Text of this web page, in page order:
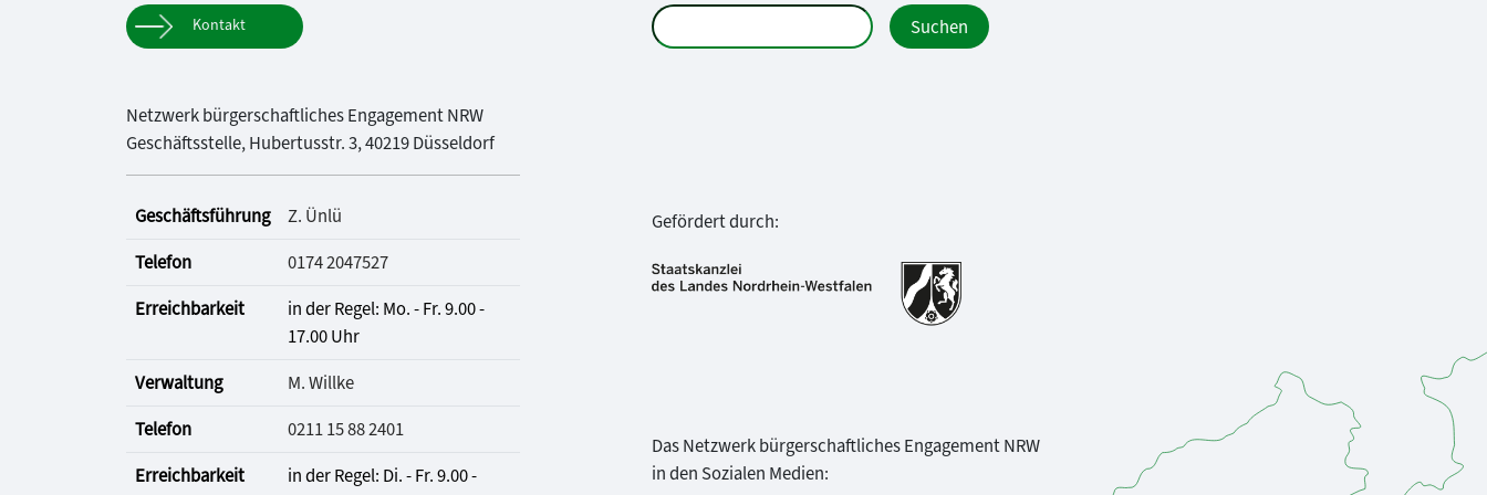
Kontakt
Netzwerk bürgerschaftliches Engagement NRW
Geschäftsstelle, Hubertusstr. 3, 40219 Düsseldorf
Geschäftsführung
Z. Ünlü
Telefon
0174 2047527
Erreichbarkeit
in der Regel: Mo. - Fr. 9.00 -
17.00 Uhr
Verwaltung
M. Willke
Telefon
0211 15 88 2401
Erreichbarkeit
in der Regel: Di. - Fr. 9.00 -
Gefördert durch:
Das Netzwerk bürgerschaftliches Engagement NRW
in den Sozialen Medien: